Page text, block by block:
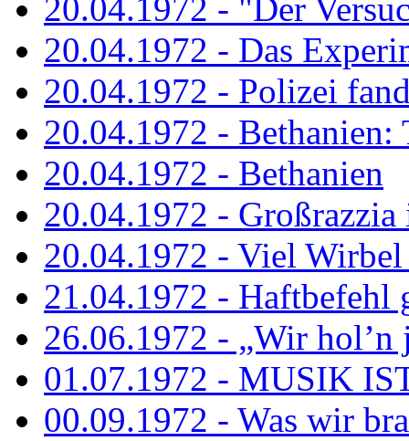
20.04.1972 - "Der
20.04.1972 - Das
20.04.1972 - Polizei
20.04.1972 - Bethanien:
20.04.1972 - Bethanien
20.04.1972 - Großrazzia
20.04.1972 - Viel
21.04.1972 - Haftbefehl
26.06.1972 - „Wir hol’n
01.07.1972 - MUSIK
00.09.1972 - Was wir